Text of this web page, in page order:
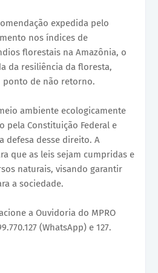
expedida pelo
nos índices de
florestais na Amazônia, o
da resiliência da floresta,
de não retorno.
ambiente ecologicamente
pela Constituição Federal e
defesa desse direito. A
que as leis sejam cumpridas e
naturais, visando garantir
a sociedade.
a Ouvidoria do MPRO
(WhatsApp) e 127.